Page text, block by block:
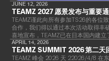
JUNE 12, 2026
TEAMZ 2027 愿景发布与重要
TEAMZ谨此向所有参加TS26的各位
合作，我们得以通过本次活动取得丰
喜地宣布，TEAMZ已在日本国内建
或缺的盛会。
APRIL 14, 2026
TEAMZ SUMMIT 2026 第二天
TEAMZ 峰会 2026 天 22026/4/8 在